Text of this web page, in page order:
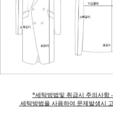
*세탁방법및 취급시 주의사항
세탁방법을 사용하여 문제발생시